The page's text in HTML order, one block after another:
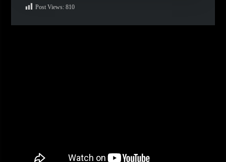
Post Views: 810